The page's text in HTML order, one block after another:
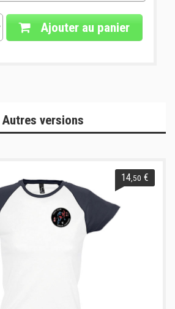
Ajouter au panier
Autres versions
14 ,50 €